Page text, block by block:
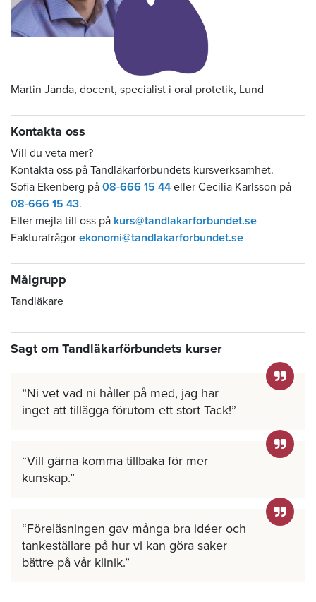
Martin Janda, docent, specialist i oral protetik, Lund
Kontakta oss
Vill du veta mer?
Kontakta oss på Tandläkarförbundets kursverksamhet.
Sofia Ekenberg på 08-666 15 44 eller Cecilia Karlsson på
08-666 15 43.
Eller mejla till oss på kurs@tandlakarforbundet.se
Fakturafrågor ekonomi@tandlakarforbundet.se
Målgrupp
Tandläkare
Sagt om Tandläkarförbundets kurser
Ni vet vad ni håller på med, jag har
inget att tillägga förutom ett stort Tack!
Vill gärna komma tillbaka för mer
kunskap.
Föreläsningen gav många bra idéer och
tankeställare på hur vi kan göra saker
bättre på vår klinik.